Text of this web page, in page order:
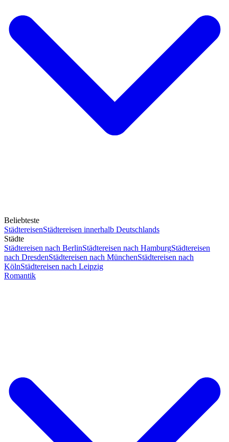
Beliebteste
StädtereisenStädtereisen innerhalb Deutschlands
Städte
Städtereisen nach BerlinStädtereisen nach HamburgStädtereisen
nach DresdenStädtereisen nach MünchenStädtereisen nach
KölnStädtereisen nach Leipzig
Romantik